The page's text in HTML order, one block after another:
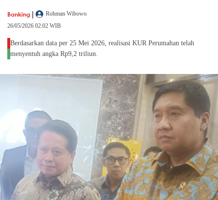
Banking |
Rohman Wibowo
26/05/2026 02:02 WIB
Berdasarkan data per 25 Mei 2026, realisasi KUR Perumahan telah
menyentuh angka Rp9,2 triliun.